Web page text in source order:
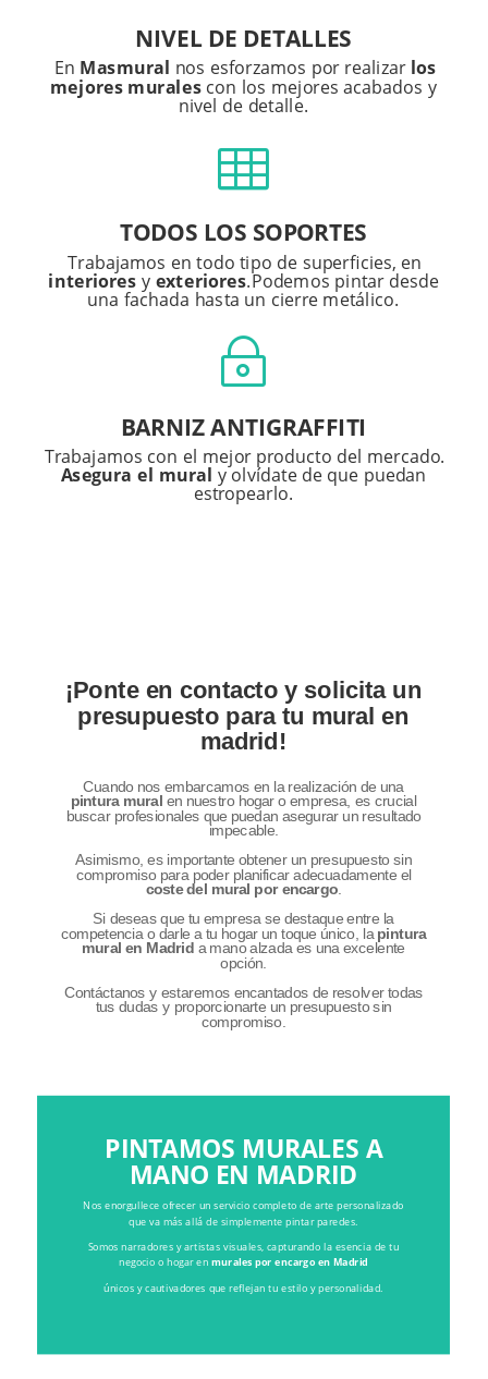
NIVELDE DETALLES
En Masmural nos esforzamos por realizar los
mejores murales con los mejores acabados y
nivel de detalle.

TODOS LOS SOPORTES
Trabajamos en todo tipo de superficies, en
interiores y exteriores.Podemos pintar desde
una fachada hasta un cierre metálico.
~
BARNIZ ANTIGRAFFITI
Trabajamos con el mejor producto del mercado.
Asegura el mural y olvídate de que puedan
estropearlo.
¡Ponte en contacto y solicita un
presupuesto para tu mural en
madrid!
Cuando nos embarcamos en la realización de una
pintura mural en nuestro hogar o empresa, es crucial
buscar profesionales que puedan asegurar un resultado
impecable.
Asimismo, es importante obtener un presupuesto sin
compromiso para poder planificar adecuadamente el
coste del mural por encargo
Si deseas que tu empresa se destaque entre la
competencia o darle a tu hogar un toque único, la pintura
mural en Madrid a mano alzada es una excelente
opción.
Contáctanos y estaremos encantados de resolver todas
tus dudas y proporcionarte un presupuesto sin
compromiso.
PINTAMOS MURALES A
MANO EN MADRID
Nos enorgullece ofrecer un servicio completo de arte personalizado
que va más allá de simplemente pintar paredes.
Somos narradores y artistas visuales, capturando la esencia de tu
negocio o hogar enmurales por encargo en Madrid
únicos y cautivadores que reflejan tu estilo y personalidad.